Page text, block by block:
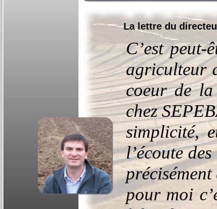
La lettre du
C’est peut-
agriculteur
coeur de
chez
simplicité,
l’écoute
pour moi